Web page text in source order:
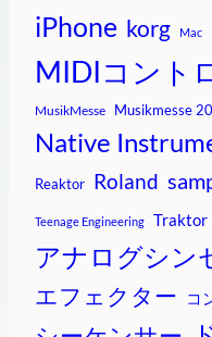
iPhone korg Mac
MIDIコント
MusikMesse Musikmesse
Native
Reaktor Roland
Teenage Engineering Traktor
アナログシン
エフェクター コ